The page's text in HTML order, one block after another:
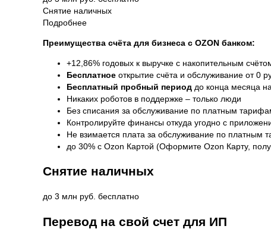
Снятие наличных
Подробнее
Преимущества счёта для бизнеса с OZON банком:
+12,86% годовых к выручке с накопительным
Бесплатное открытие счёта и обслуживание от 0
Бесплатный пробный период до конца месяца
Никаких роботов в поддержке – только люди
Без списания за обслуживание по платным
Контролируйте финансы откуда угодно с
Не взимается плата за обслуживание по платным
до 30% с Ozon Картой (Оформите Ozon Карту,
Снятие наличных
до 3 млн руб. бесплатно
Перевод на свой счет для ИП